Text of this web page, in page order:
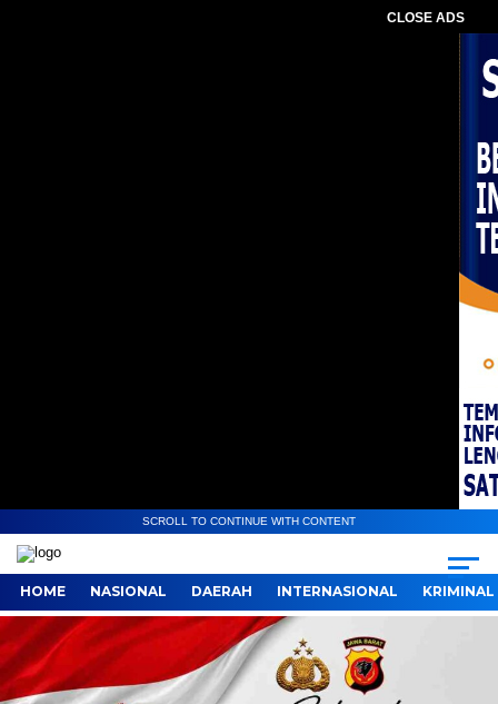
CLOSE ADS
SCROLL TO CONTINUE WITH CONTENT
HOME NASIONAL DAERAH INTERNASIONAL KRIMINAL